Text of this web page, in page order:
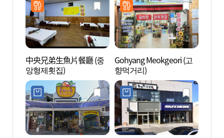
中央兄弟生魚片餐廳 (중
앙형제횟집)
Gohyang Meokgeori (고
향먹거리)